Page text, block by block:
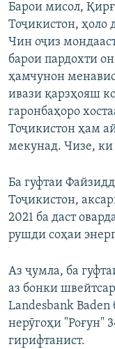
Барои мисол,
Тоҷикистон, ҳоло
Чин оҷиз
барои пардохти
ҳамчунон
ивази қарзҳояш
гаронбаҳоро
Тоҷикистон ҳам
мекунад. Чизе,
Ба гуфтаи
Тоҷикистон,
2021 ба даст
рушди соҳаи
Аз ҷумла, ба
аз бонки
Landesbank
нерӯгоҳи "Роғун"
гирифтанист.